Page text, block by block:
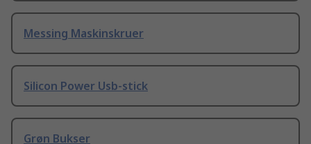
Messing Maskinskruer
Silicon Power Usb-stick
Grøn Bukser